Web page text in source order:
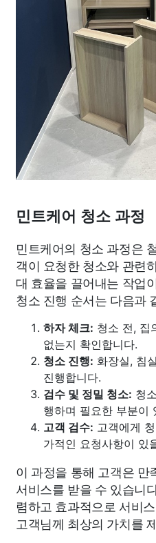
민트케어 청소 과정
민트케어의 청소 과정은
객이 요청한 청소와 관련
대 효율을 끌어내는 작업
청소 진행 순서는 다음과
하자 체크: 청소 전, 집
없는지 확인합니다.
청소 진행: 화장실, 침
진행합니다.
검수 및 정밀 청소: 청
행하며 필요한 부분이
고객 검수: 고객에게
가적인 요청사항이 있
이 과정을 통해 고객은 만
서비스를 받을 수 있습니
렴하고 효과적으로 서비
고객님께 최상의 가치를